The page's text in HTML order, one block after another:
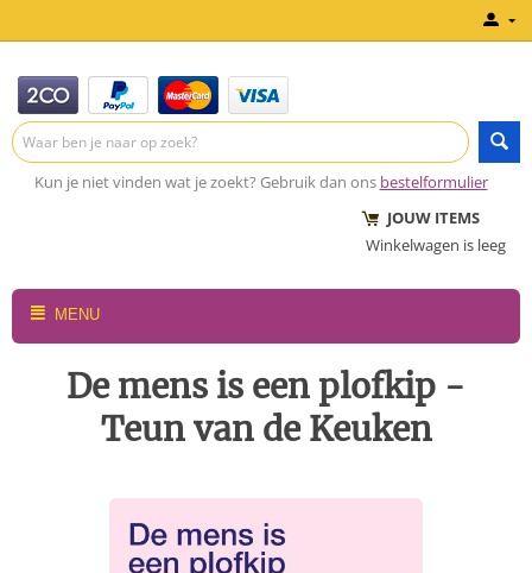
Kun je niet vinden wat je zoekt? Gebruik dan ons bestelformulier
JOUW ITEMS
Winkelwagen is leeg
MENU
De mens is een plofkip -
Teun van de Keuken